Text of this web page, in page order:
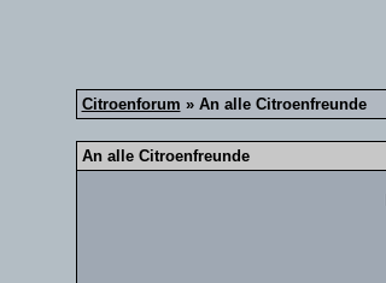
Citroenforum » An alle Citroenfreunde
An alle Citroenfreunde